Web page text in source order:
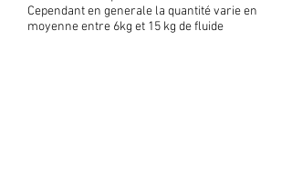
Cependant en generale la quantité varie en
moyenne entre 6kg et 15 kg de fluide